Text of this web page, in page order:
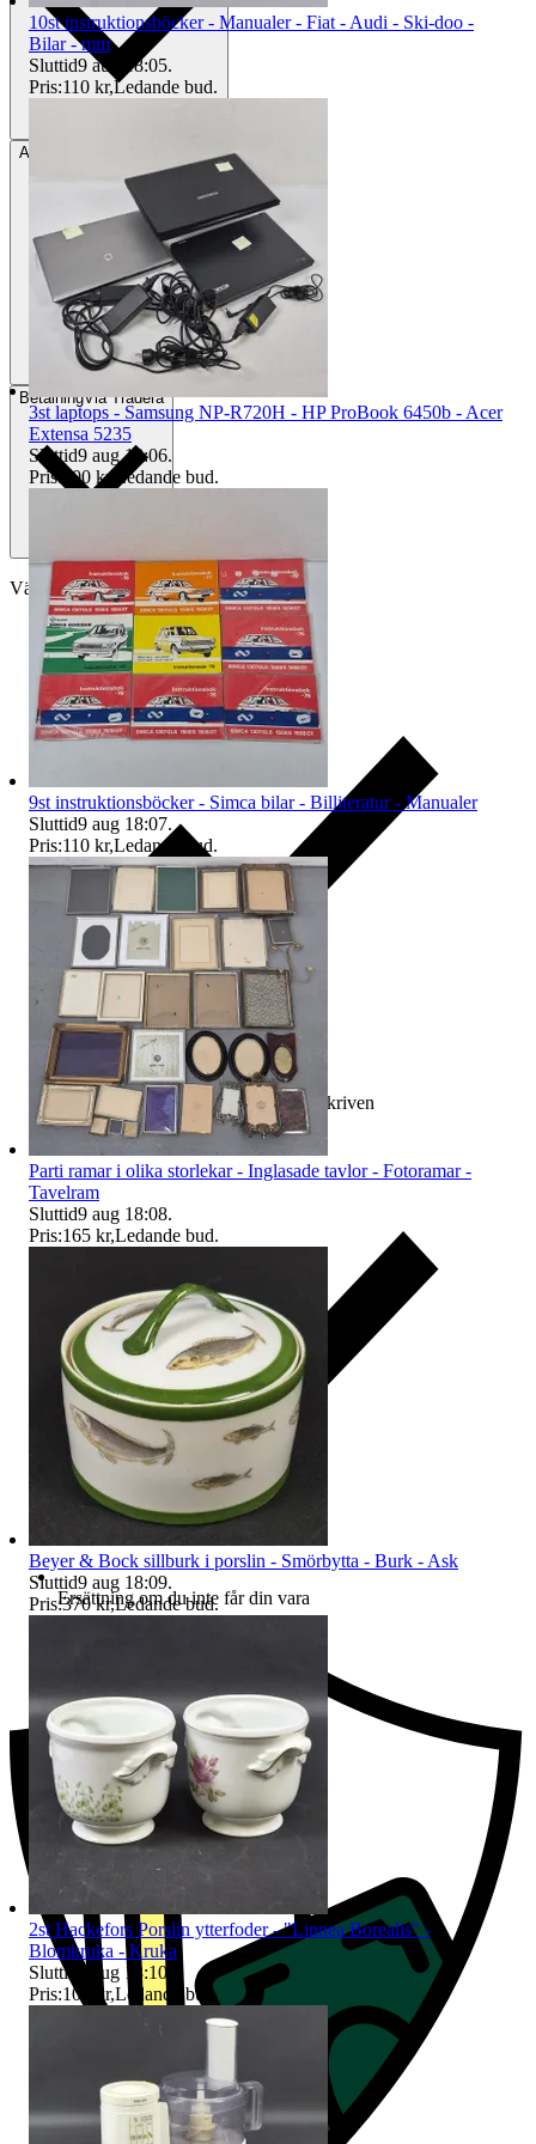
Avhämtning Östersund, Sverige
BetalningVia Tradera
Välj till köparskydd
Ersättning om varan inte är som beskriven
Ersättning om du inte får din vara
10st instruktionsböcker - Manualer - Fiat - Audi - Ski-doo -
Bilar - mm
Sluttid9 aug 18:05.
Pris:110 kr,Ledande bud.
3st laptops - Samsung NP-R720H - HP ProBook 6450b - Acer
Extensa 5235
Sluttid9 aug 18:06.
Pris: 100 kr, Ledande bud.
9st instruktionsböcker - Simca bilar - Billiteratur - Manualer
Sluttid9 aug 18:07.
Pris:110 kr,Ledande bud.
Parti ramar i olika storlekar - Inglasade tavlor - Fotoramar -
Tavelram
Sluttid9 aug 18:08.
Pris:165 kr,Ledande bud.
Beyer & Bock sillburk i porslin - Smörbytta - Burk - Ask
Sluttid9 aug 18:09.
Pris:370 kr,Ledande bud.
2st Hackefors Porslin ytterfoder - "Linnea Borealis" -
Blomkruka - Kruka
Sluttid
9 aug 18:10
Pris:100 kr,Ledande bud.